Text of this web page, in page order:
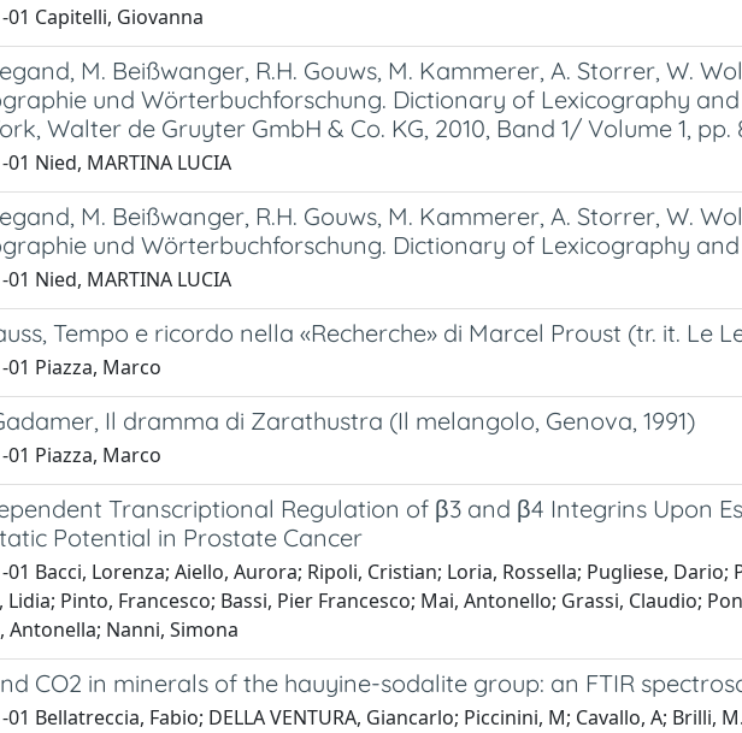
01 Capitelli, Giovanna
M. Beißwanger, R.H. Gouws, M. Kammerer, A. Storrer, W.
und Wörterbuchforschung. Dictionary of Lexicography
Walter de Gruyter GmbH & Co. KG, 2010, Band 1/ Volume 1, pp.
01 Nied, MARTINA LUCIA
M. Beißwanger, R.H. Gouws, M. Kammerer, A. Storrer, W.
und Wörterbuchforschung. Dictionary of Lexicography
01 Nied, MARTINA LUCIA
Tempo e ricordo nella «Recherche» di Marcel Proust (tr. it. Le
01 Piazza, Marco
Il dramma di Zarathustra (Il melangolo, Genova, 1991)
01 Piazza, Marco
Transcriptional Regulation of β3 and β4 Integrins Upon
Potential in Prostate Cancer
01 Bacci, Lorenza; Aiello, Aurora; Ripoli, Cristian; Loria, Rossella; Pugliese,
Pinto, Francesco; Bassi, Pier Francesco; Mai, Antonello; Grassi, Claudio;
Antonella; Nanni, Simona
CO2 in minerals of the hauyine-sodalite group: an FTIR
01 Bellatreccia, Fabio; DELLA VENTURA, Giancarlo; Piccinini, M; Cavallo, A; Brilli, M.